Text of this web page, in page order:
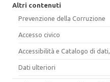
Altri contenuti
Prevenzione della Corruzione
Accesso civico
Accessibilità e Catalogo di
Dati ulteriori